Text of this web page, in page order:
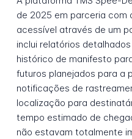
de 2025 em parceria com
acessível através de um
inclui relatórios
histórico de manifesto
futuros planejados para a
notificações de
localização para
tempo estimado de
não estavam totalmente